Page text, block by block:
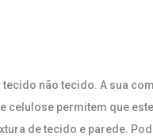
tecido não tecido. A sua
celulose permitem que
de tecido e parede.